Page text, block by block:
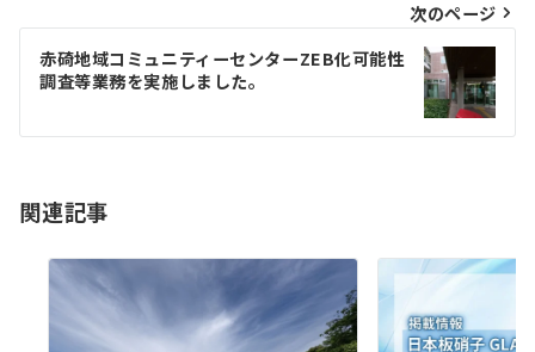
ビ
ゲ
ー
シ
ン
次のページ
赤碕地域コミュニティーセンターZEB化可能性
調査等業務を実施しました。
関連記事